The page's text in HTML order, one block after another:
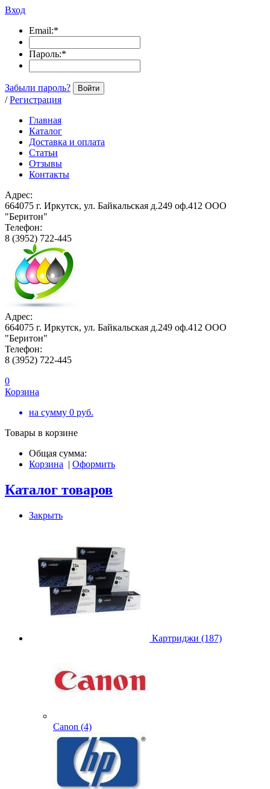
Вход
Email:*
Пароль:*
Забыли пароль? Войти
/ Регистрация
Главная
Каталог
Доставка и оплата
Статьи
Отзывы
Контакты
Адрес:
664075 г. Иркутск, ул. Байкальская д.249 оф.412 ООО
"Беритон"
Телефон:
8 (3952) 722-445
Адрес:
664075 г. Иркутск, ул. Байкальская д.249 оф.412 ООО
"Беритон"
Телефон:
8 (3952) 722-445
0
Корзина
на сумму 0 руб.
Товары в корзине
Общая сумма:
Корзина | Оформить
Каталог товаров
Закрыть
Картриджи (187)
Canon (4)